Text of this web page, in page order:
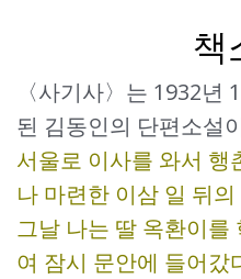
책
〈사기사〉는 1932년
된 김동인의 단편소설
서울로 이사를 와서 행
나 마련한 이삼 일 뒤
그날 나는 딸 옥환이를
여 잠시 문안에 들어갔